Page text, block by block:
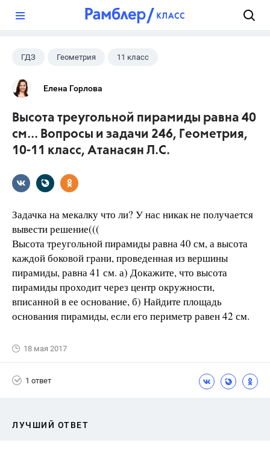
ГДЗ Геометрия 11 класс
10 класс
Елена Горлова
Высота треугольной пирамиды равна 40
см... Вопросы и задачи 246, Геометрия,
10-11 класс, Атанасян Л.С.
Задачка на мекалку что ли? У нас никак не получается
вывести решение(((
Высота треугольной пирамиды равна 40 см, а высота
каждой боковой грани, проведенная из вершины
пирамиды, равна 41 см. а) Докажите, что высота
пирамиды проходит через центр окружности,
вписанной в ее основание, б) Найдите площадь
основания пирамиды, если его периметр равен 42 см.
18 мая 2017
1 ответ
ЛУЧШИЙ ОТВЕТ